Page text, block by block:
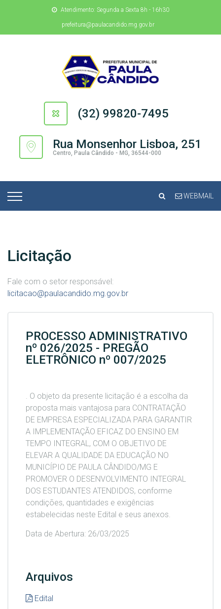
Atendimento: Segunda a Sexta 8h - 16h30
prefeitura@paulacandido.mg.gov.br
(32) 99820-7495
Rua Monsenhor Lisboa, 251
Centro, Paula Cândido - MG, 36544-000
WEBMAIL
Licitação
Fale com o setor responsável:
licitacao@paulacandido.mg.gov.br
PROCESSO ADMINISTRATIVO
nº 026/2025 - PREGÃO
ELETRÔNICO nº 007/2025
. O objeto da presente licitação é a escolha da
proposta mais vantajosa para CONTRATAÇÃO
DE EMPRESA ESPECIALIZADA PARA GARANTIR
A IMPLEMENTAÇÃO EFICAZ DO ENSINO EM
TEMPO INTEGRAL, COM O OBJETIVO DE
ELEVAR A QUALIDADE DA EDUCAÇÃO NO
MUNICÍPIO DE PAULA CÂNDIDO/MG E
PROMOVER O DESENVOLVIMENTO INTEGRAL
DOS ESTUDANTES ATENDIDOS, conforme
condições, quantidades e exigências
estabelecidas neste Edital e seus anexos.
Data de Abertura: 26/03/2025
Arquivos
Edital